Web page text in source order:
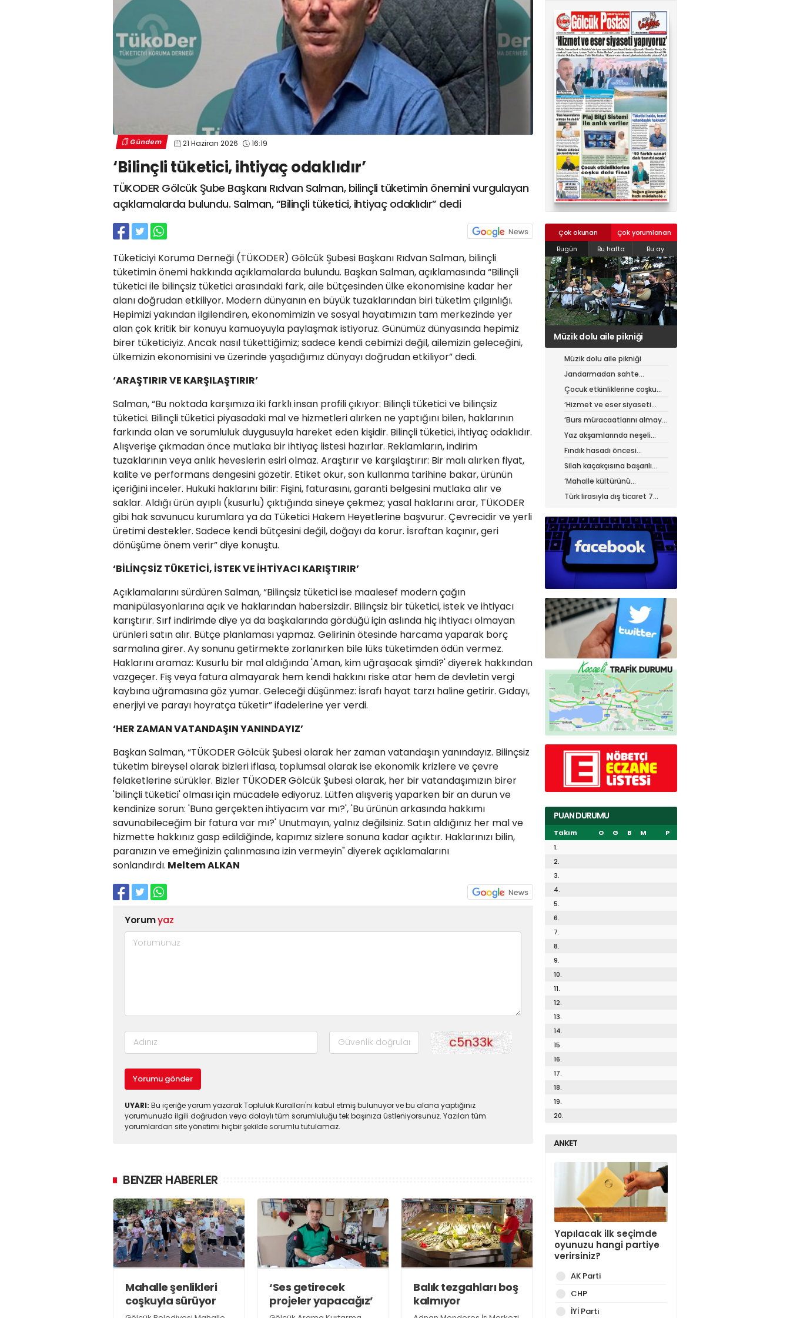
Gündem 21 Haziran 2026 16:19
‘Bilinçli tüketici, ihtiyaç odaklıdır’
TÜKODER Gölcük Şube Başkanı Rıdvan Salman, bilinçli tüketimin önemini vurgulayan
açıklamalarda bulundu. Salman, “Bilinçli tüketici, ihtiyaç odaklıdır” dedi
Tüketiciyi Koruma Derneği (TÜKODER) Gölcük Şubesi Başkanı Rıdvan Salman, bilinçli
tüketimin önemi hakkında açıklamalarda bulundu. Başkan Salman, açıklamasında “Bilinçli
tüketici ile bilinçsiz tüketici arasındaki fark, aile bütçesinden ülke ekonomisine kadar her
alanı doğrudan etkiliyor. Modern dünyanın en büyük tuzaklarından biri tüketim çılgınlığı.
Hepimizi yakından ilgilendiren, ekonomimizin ve sosyal hayatımızın tam merkezinde yer
alan çok kritik bir konuyu kamuoyuyla paylaşmak istiyoruz. Günümüz dünyasında hepimiz
birer tüketiciyiz. Ancak nasıl tükettiğimiz; sadece kendi cebimizi değil, ailemizin geleceğini,
ülkemizin ekonomisini ve üzerinde yaşadığımız dünyayı doğrudan etkiliyor” dedi.
‘ARAŞTIRIR VE KARŞILAŞTIRIR’
Salman, “Bu noktada karşımıza iki farklı insan profili çıkıyor: Bilinçli tüketici ve bilinçsiz
tüketici. Bilinçli tüketici piyasadaki mal ve hizmetleri alırken ne yaptığını bilen, haklarının
farkında olan ve sorumluluk duygusuyla hareket eden kişidir. Bilinçli tüketici, ihtiyaç odaklıdır.
Alışverişe çıkmadan önce mutlaka bir ihtiyaç listesi hazırlar. Reklamların, indirim
tuzaklarının veya anlık heveslerin esiri olmaz. Araştırır ve karşılaştırır: Bir malı alırken fiyat,
kalite ve performans dengesini gözetir. Etiket okur, son kullanma tarihine bakar, ürünün
içeriğini inceler. Hukuki haklarını bilir: Fişini, faturasını, garanti belgesini mutlaka alır ve
saklar. Aldığı ürün ayıplı (kusurlu) çıktığında sineye çekmez; yasal haklarını arar, TÜKODER
gibi hak savunucu kurumlara ya da Tüketici Hakem Heyetlerine başvurur. Çevrecidir ve yerli
üretimi destekler. Sadece kendi bütçesini değil, doğayı da korur. İsraftan kaçınır, geri
dönüşüme önem verir” diye konuştu.
‘BİLİNÇSİZ TÜKETİCİ, ​İSTEK VE İHTİYACI KARIŞTIRIR’
​Açıklamalarını sürdüren Salman, “Bilinçsiz tüketici ise maalesef modern çağın
manipülasyonlarına açık ve haklarından habersizdir. Bilinçsiz bir tüketici, ​istek ve ihtiyacı
karıştırır. Sırf indirimde diye ya da başkalarında gördüğü için aslında hiç ihtiyacı olmayan
ürünleri satın alır. Bütçe planlaması yapmaz. Gelirinin ötesinde harcama yaparak borç
sarmalına girer. Ay sonunu getirmekte zorlanırken bile lüks tüketimden ödün vermez.
Haklarını aramaz: Kusurlu bir mal aldığında 'Aman, kim uğraşacak şimdi?' diyerek hakkından
vazgeçer. Fiş veya fatura almayarak hem kendi hakkını riske atar hem de devletin vergi
kaybına uğramasına göz yumar. Geleceği düşünmez: İsrafı hayat tarzı haline getirir. Gıdayı,
enerjiyi ve parayı hoyratça tüketir” ifadelerine yer verdi.
‘HER ZAMAN VATANDAŞIN YANINDAYIZ’
​Başkan Salman, “TÜKODER Gölcük Şubesi olarak her zaman vatandaşın yanındayız. Bilinçsiz
tüketim bireysel olarak bizleri iflasa, toplumsal olarak ise ekonomik krizlere ve çevre
felaketlerine sürükler. Bizler TÜKODER Gölcük Şubesi olarak, her bir vatandaşımızın birer
'bilinçli tüketici' olması için mücadele ediyoruz. Lütfen alışveriş yaparken bir an durun ve
kendinize sorun: 'Buna gerçekten ihtiyacım var mı?', 'Bu ürünün arkasında hakkımı
savunabileceğim bir fatura var mı?' Unutmayın, yalnız değilsiniz. Satın aldığınız her mal ve
hizmette hakkınız gasp edildiğinde, kapımız sizlere sonuna kadar açıktır. Haklarınızı bilin,
paranızın ve emeğinizin çalınmasına izin vermeyin" diyerek açıklamalarını
sonlandırdı. Meltem ALKAN
Yorumyaz
Yorumu gönder
UYARI: Bu içeriğe yorum yazarak Topluluk Kuralları'nı kabul etmiş bulunuyor ve bu alana yaptığınız
yorumunuzla ilgili doğrudan veya dolaylı tüm sorumluluğu tek başınıza üstleniyorsunuz. Yazılan tüm
yorumlardan site yönetimi hiçbir şekilde sorumlu tutulamaz.
BENZER HABERLER
Mahalle şenlikleri
coşkuyla sürüyor
‘Ses getirecek
projeler yapacağız’
Balık tezgahları boş
kalmıyor
Çok okunan
Çok yorumlanan
Bugün
Bu hafta Bu ay
Jandarmadan sahte
çantacılara darbe
Müzik dolu aile pikniği
Jandarmadan sahte
çantacılara darbe
Çocuk etkinliklerine coşku
dolu final
‘Hizmet ve eser siyaseti
yapıyoruz’
‘Burs müracaatlarını almaya
başladık’
Yaz akşamlarında neşeli
etkinlikler
Fındık hasadı öncesi
üreticiye yol desteği
Silah kaçakçısına başarılı
operasyon
‘Mahalle kültürünü
güçlendiriyoruz’
Türk lirasıyla dış ticaret 7
PUAN DURUMU
Takım O G B M
P
1.
2.
3.
4.
5.
6.
7.
8.
9.
10.
11.
12.
13.
14.
15.
16.
17.
18.
19.
20.
ANKET
Yapılacak ilk seçimde
oyunuzu hangi partiye
verirsiniz?
AK Parti
CHP
İYİ Parti
02624132333
haber@golcukpostasi.com